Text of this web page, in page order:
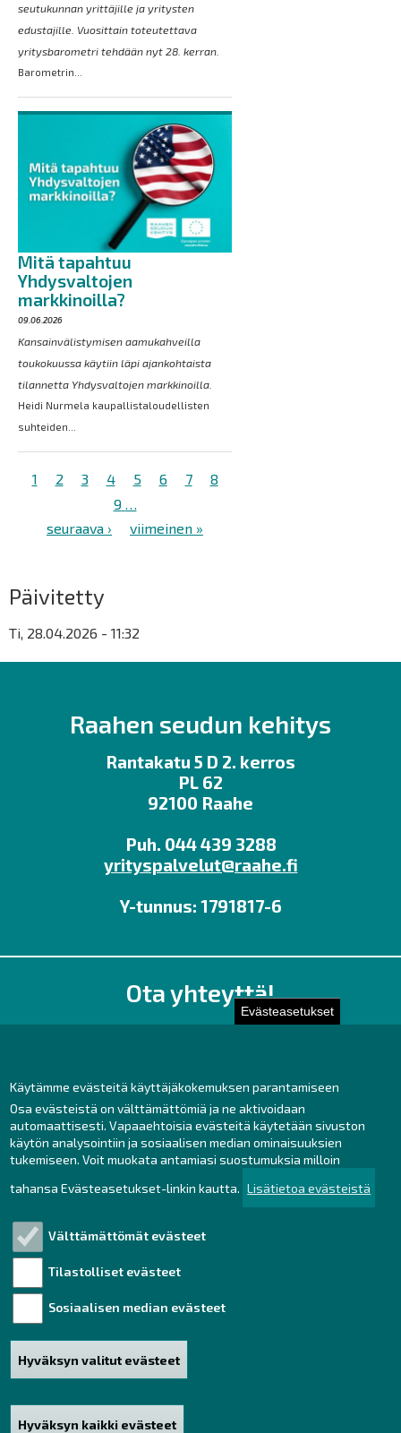
Evästeasetukset
Käytämme evästeitä käyttäjäkokemuksen parantamiseen
Osa evästeistä on välttämättömiä ja ne aktivoidaan
automaattisesti. Vapaaehtoisia evästeitä käytetään sivuston
käytön analysointiin ja sosiaalisen median ominaisuuksien
tukemiseen. Voit muokata antamiasi suostumuksia milloin
tahansa Evästeasetukset-linkin kautta. Lisätietoa evästeistä
Välttämättömät evästeet
Tilastolliset evästeet
Sosiaalisen median evästeet
Hyväksyn valitut evästeet
Hyväksyn kaikki evästeet
Poista hyväksyntä
seutukunnan yrittäjille ja yritysten
edustajille. Vuosittain toteutettava
yritysbarometri tehdään nyt 28. kerran.
Barometrin...
Mitä tapahtuu
Yhdysvaltojen
markkinoilla?
09.06.2026
Kansainvälistymisen aamukahveilla
toukokuussa käytiin läpi ajankohtaista
tilannetta Yhdysvaltojen markkinoilla.
Heidi Nurmela kaupallistaloudellisten
suhteiden...
Sivutus
Tämänhetkinen
1 Sivu
2 Sivu
3 Sivu
4 Sivu
5 Sivu
6 Sivu
7 Sivu
8
Sivu
9 …
Seuraava
seuraava ›
Viimeinen
viimeinen »
Päivitetty
Ti, 28.04.2026 - 11:32
Raahen seudun kehitys
Rantakatu 5 D 2. kerros
PL 62
92100 Raahe
Puh. 044 439 3288
yrityspalvelut@raahe.fi
Y-tunnus: 1791817-6
Ota yhteyttä!
Toimisto
Facebook
Instagram
LinkedIn
Tutustu!
Saavutettavuusseloste
Sivukartta